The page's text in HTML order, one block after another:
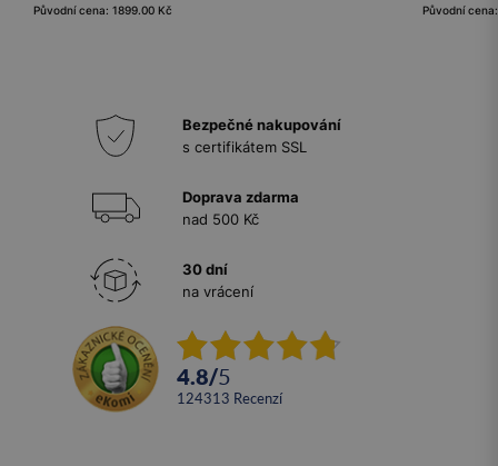
Původní cena: 1899.00 Kč
Původní
Bezpečné nakupování
s certifikátem SSL
Doprava zdarma
nad 500 Kč
30 dní
na vrácení
4.8/5
124313 recenzí